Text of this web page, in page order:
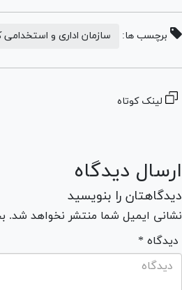
برچسب ها: سازمان اداری و استخدامی
لینک کوتاه
ارسال دیدگاه
دیدگاهتان را بنویسید
نشانی ایمیل شما منتشر نخواهد شد.
* دیدگاه